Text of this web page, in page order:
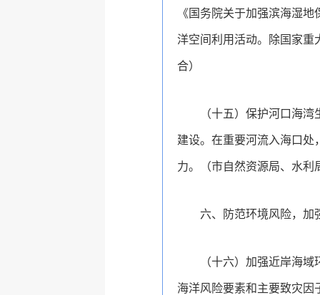
《国务院关于加强滨海湿
洋空间利用活动。除国家重
合）
（十五）保护河口海
建设。在重要河流入海口处
力。（市自然资源局、水利
六、防范环境风险，加
（十六）加强近岸海
海洋风险要素和主要致灾因